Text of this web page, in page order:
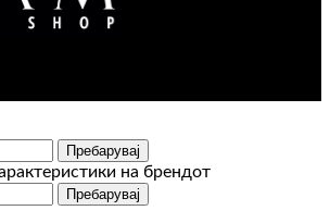
Пребарувај
на брендот
Пребарувај